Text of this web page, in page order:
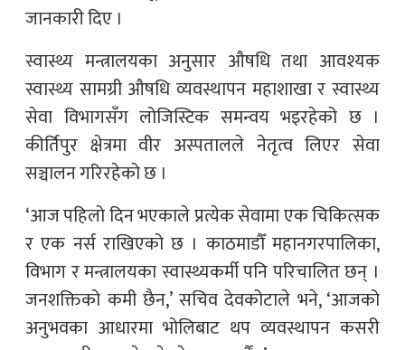
जानकारी दिए ।
स्वास्थ्य मन्त्रालयका अनुसार औषधि तथा आवश्यक
स्वास्थ्य सामग्री औषधि व्यवस्थापन महाशाखा र स्वास्थ्य
सेवा विभागसँग लोजिस्टिक समन्वय भइरहेको छ ।
कीर्तिपुर क्षेत्रमा वीर अस्पतालले नेतृत्व लिएर सेवा
सञ्चालन गरिरहेको छ ।
‘आज पहिलो दिन भएकाले प्रत्येक सेवामा एक चिकित्सक
र एक नर्स राखिएको छ । काठमाडौँ महानगरपालिका,
विभाग र मन्त्रालयका स्वास्थ्यकर्मी पनि परिचालित छन् ।
जनशक्तिको कमी छैन,’ सचिव देवकोटाले भने, ‘आजको
अनुभवका आधारमा भोलिबाट थप व्यवस्थापन कसरी